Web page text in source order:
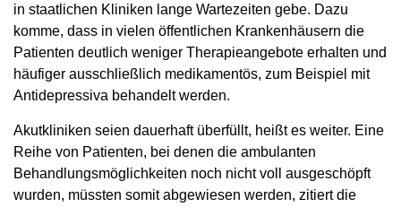
in staatlichen Kliniken lange Wartezeiten gebe. Dazu
komme, dass in vielen öffentlichen Krankenhäusern die
Patienten deutlich weniger Therapieangebote erhalten und
häufiger ausschließlich medikamentös, zum Beispiel mit
Antidepressiva behandelt werden.
Akutkliniken seien dauerhaft überfüllt, heißt es weiter. Eine
Reihe von Patienten, bei denen die ambulanten
Behandlungsmöglichkeiten noch nicht voll ausgeschöpft
wurden, müssten somit abgewiesen werden, zitiert die